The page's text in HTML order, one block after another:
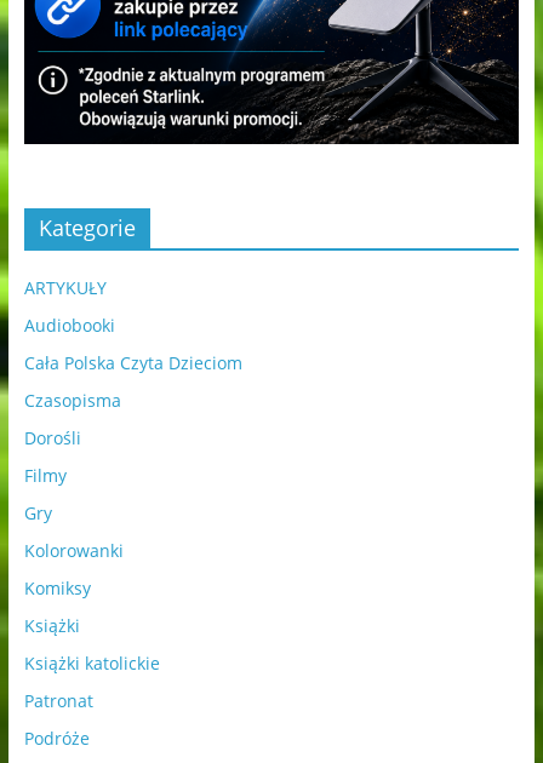
Kategorie
ARTYKUŁY
Audiobooki
Cała Polska Czyta Dzieciom
Czasopisma
Dorośli
Filmy
Gry
Kolorowanki
Komiksy
Książki
Książki katolickie
Patronat
Podróże